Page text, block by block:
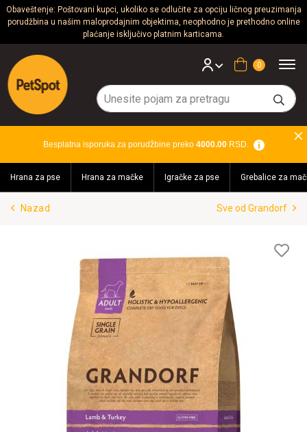
Obaveštenje: Poštovani kupci, ukoliko se odlučite za opciju ličnog preuzimanja
porudžbina u našim maloprodajnim objektima, neophodno je prethodno online
plaćanje isključivo platnim karticama.
Psi
Mačke
Glodari
Akvaristika
Teraristika
Brendovi
Akcija!
Korpa
Besplatna isporuka za porudžbine preko 4000.00RSD.
Hrana za pse Hrana za mačke Igračke za pse Grebalice za
Nazad Sve od Grandorf